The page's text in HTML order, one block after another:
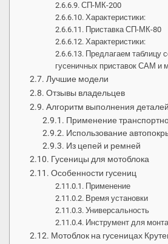
СП-МК-200
Характеристики:
Приставка СП-МК-80
Характеристики:
Предлагаем таблицу
гусеничных приставок САМ и
Лучшие модели
Отзывы владельцев
Алгоритм выполнения деталей
Применение
Использование
Из цепей и ремней
Гусеницы для мотоблока
Особенности гусениц
Применение
Время установки
Универсальность
Инструмент для
Мотоблок на гусеницах